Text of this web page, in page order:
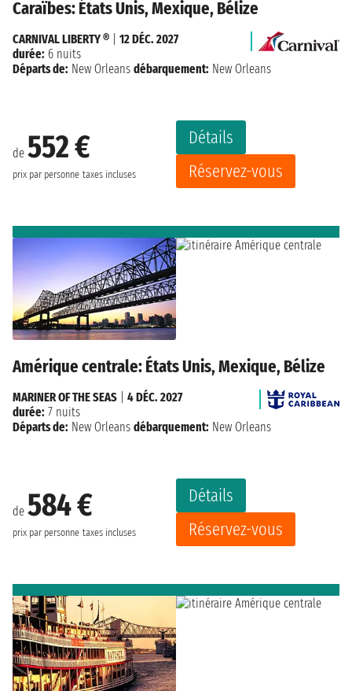
Caraïbes: États Unis, Mexique, Bélize
de 552 €
prix par personne taxes incluses
Détails
Réservez-vous
CARNIVAL LIBERTY ®
12 DÉC. 2027
durée: 6 nuits
Départs de: New Orleans débarquement: New Orleans
Amérique centrale: États Unis, Mexique, Bélize
de 584 €
prix par personne taxes incluses
Détails
Réservez-vous
MARINER OF THE SEAS
4 DÉC. 2027
durée: 7 nuits
Départs de: New Orleans débarquement: New Orleans